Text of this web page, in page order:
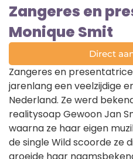
Zangeres en
Monique Smit
Direct
Zangeres en
jarenlang een veelzijdige
Nederland. Ze werd
realitysoap Gewoon Jan
waarna ze haar eigen
de single Wild scoorde ze
groeide haar